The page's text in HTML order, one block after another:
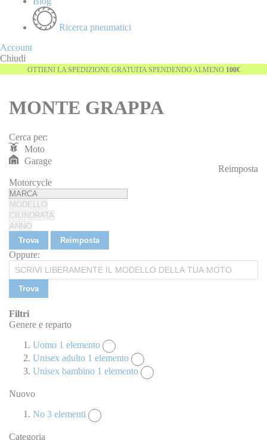
Ricerca pneumatici
Account
Chiudi
OTTIENI LA SPEDIZIONE GRATUITA SPENDENDO ALMENO 100€
MONTE GRAPPA
Cerca per:
Moto
Garage
Reimposta
Motorcycle
Trova Reimposta
Oppure:
Trova
Filtri
Genere e reparto
Uomo 1 elemento
Unisex adulto 1 elemento
Unisex bambino 1 elemento
Nuovo
No 3 elementi
Categoria